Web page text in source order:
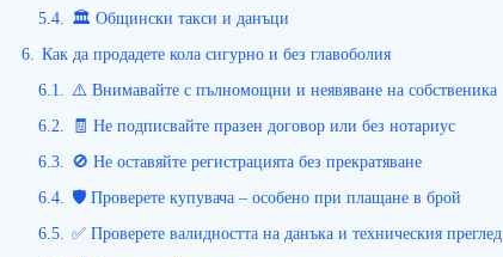
5.4. 🏛️ Общински такси и данъци
6. Как да продадете кола сигурно и без главоболия
6.1. ⚠️ Внимавайте с пълномощни и неявяване на собственика
6.2.
🧾 Не подписвайте празен договор или без нотариус
6.3. 🚫 Не оставяйте регистрацията без прекратяване
6.4. 🛡️ Проверете купувача – особено при плащане в брой
6.5. ✅ Проверете валидността на данъка и техническия преглед